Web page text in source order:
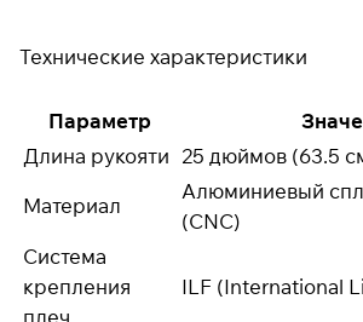
Технические характеристики
Параметр
Длина рукояти 25 дюймов (63.5
Материал
Алюминиевый
(CNC)
Система
крепления
плеч
ILF (International